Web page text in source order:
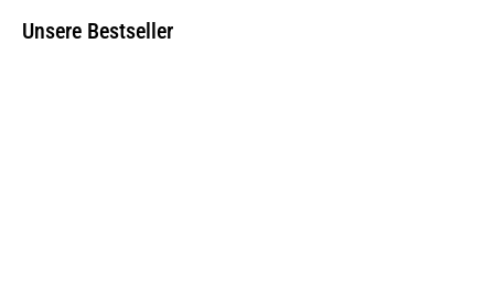
Unsere Bestseller